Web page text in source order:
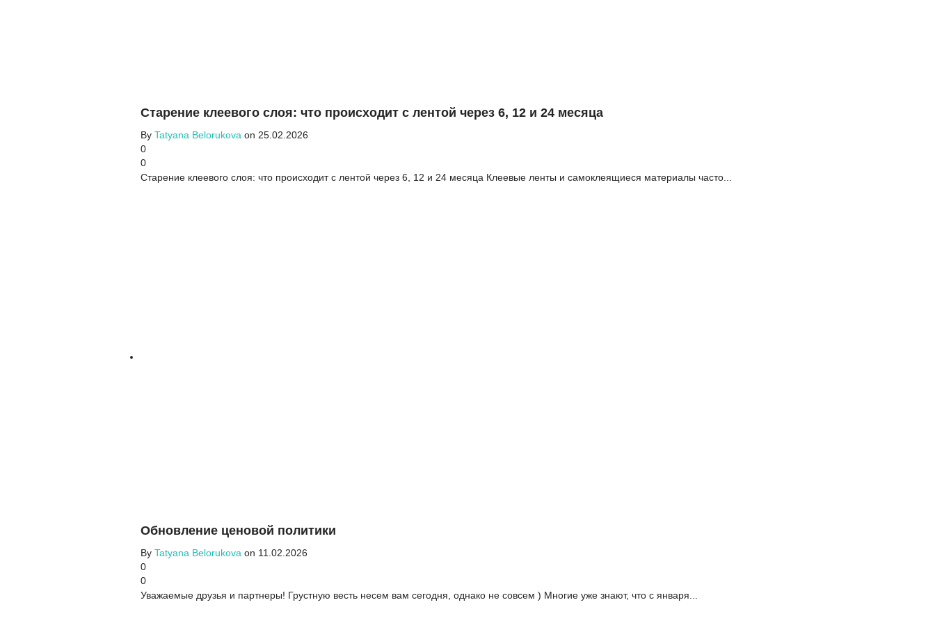
Старение клеевого слоя: что происходит с лентой через 6, 12 и 24 месяца
By Tatyana Belorukova on 25.02.2026
0
0
Старение клеевого слоя: что происходит с лентой через 6, 12 и 24 месяца Клеевые ленты и самоклеящиеся материалы часто...
Обновление ценовой политики
By Tatyana Belorukova on 11.02.2026
0
0
Уважаемые друзья и партнеры! Грустную весть несем вам сегодня, однако не совсем ) Многие уже знают, что с января...